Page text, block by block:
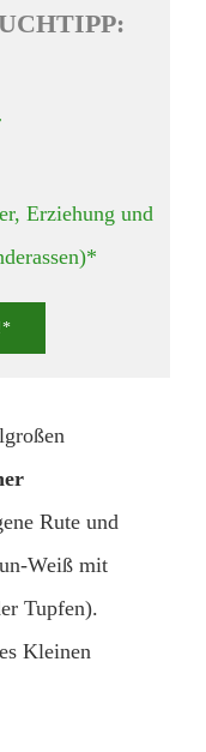
Erziehung und
Rute und
Weiß mit
Tupfen).
Kleinen